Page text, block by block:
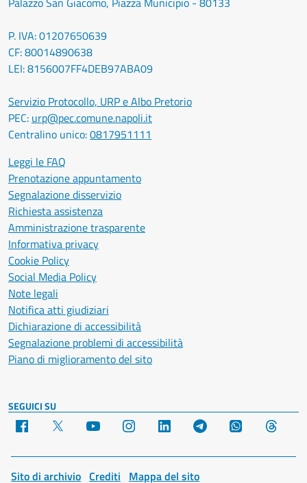
P. IVA: 01207650639
CF: 80014890638
LEI: 8156007FF4DEB97ABA09
Servizio Protocollo, URP e Albo Pretorio
PEC: urp@pec.comune.napoli.it
Centralino unico:0817951111
Leggi le FAQ
Prenotazione appuntamento
Segnalazione disservizio
Richiesta assistenza
Amministrazione trasparente
Informativa privacy
Cookie Policy
Social Media Policy
Note legali
Notifica atti giudiziari
Dichiarazione di accessibilità
Segnalazione problemi di accessibilità
Piano di miglioramento del sito
SEGUICI SU
Facebook YouTube Instagram LinkedIn Telegram WhatsApp
Sito di archivio Crediti Mappa del sito